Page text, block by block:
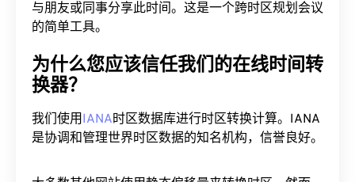
与朋友或同事分享此时间。这是一个跨时区规划会议
的简单工具。
为什么您应该信任我们的在线时间转
换器？
我们使用IANA时区数据库进行时区转换计算。IANA
是协调和管理世界时区数据的知名机构，信誉良好。